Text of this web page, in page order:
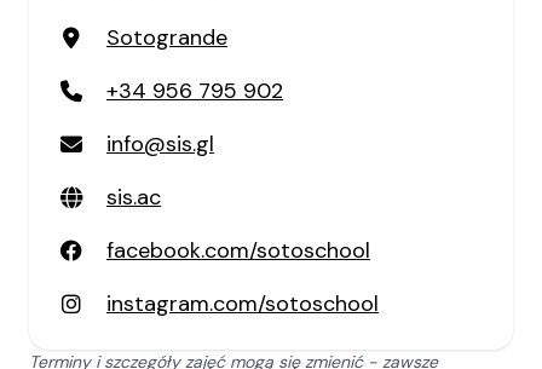
Sotogrande
+34 956 795 902
info@sis.gl
sis.ac
facebook.com/sotoschool
instagram.com/sotoschool
Terminy i szczegóły zajęć mogą się zmienić - zawsze